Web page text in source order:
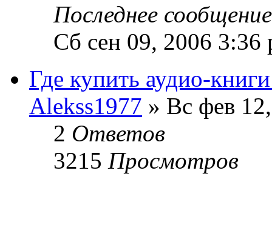
Последнее
Сб сен 09, 2006 3:36
Где купить аудио-
Alekss1977 » Вс фев
2 Ответов
3215 Просмотров